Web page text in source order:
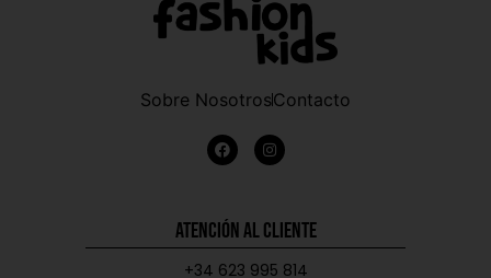
Sobre NosotrosContacto
Atención al Cliente
+34 623 995 814